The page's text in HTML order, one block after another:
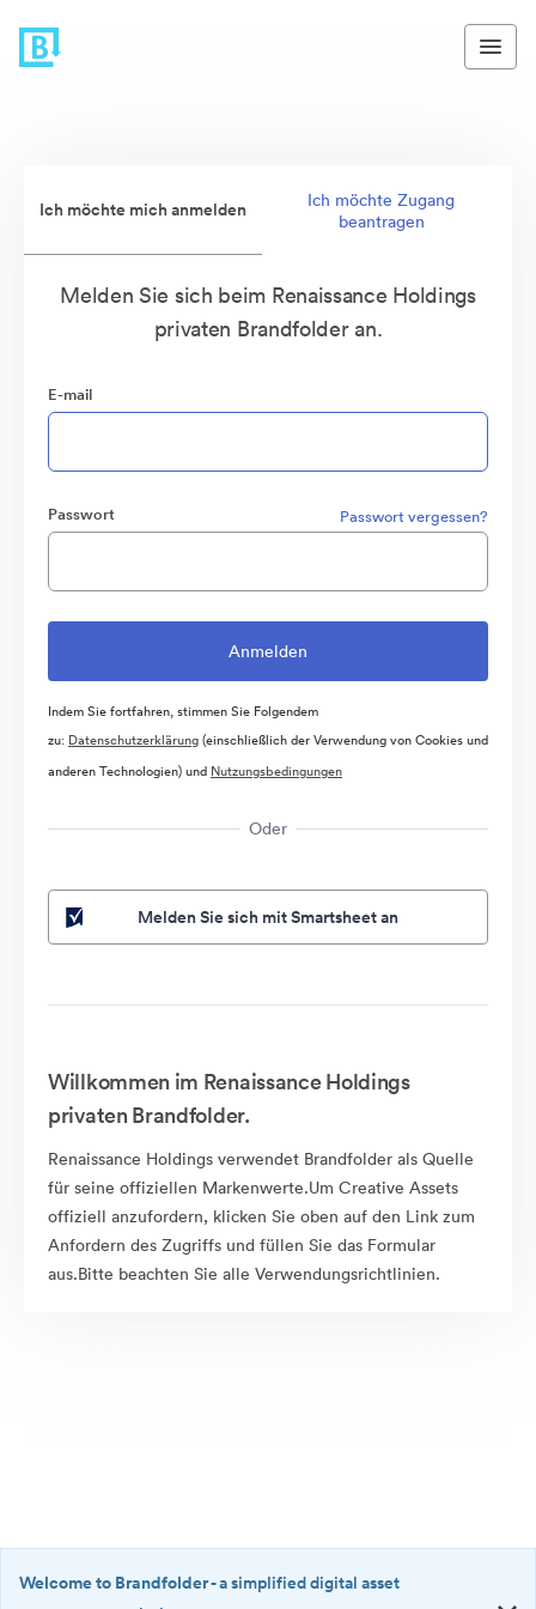
Ich möchte mich anmelden
Ich möchte Zugang
beantragen
Melden Sie sich beim Renaissance Holdings
privaten Brandfolder an.
E-mail
Passwort Passwort vergessen?
Indem Sie fortfahren, stimmen Sie Folgendem
zu: Datenschutzerklärung(einschließlich der Verwendung von Cookies und
anderen Technologien) und Nutzungsbedingungen
Oder
Melden Sie sich mit Smartsheet an
Willkommen im Renaissance Holdings
privaten Brandfolder.
Renaissance Holdings verwendet Brandfolder als Quelle
für seine offiziellen Markenwerte.Um Creative Assets
offiziell anzufordern, klicken Sie oben auf den Link zum
Anfordern des Zugriffs und füllen Sie das Formular
aus.Bitte beachten Sie alle Verwendungsrichtlinien.
Welcome to Brandfolder- a simplified digital asset